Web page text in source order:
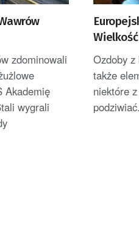
zdominowali
Akademię
wygrali
[ZDJĘCIA]
Ozdoby z
także
niektóre